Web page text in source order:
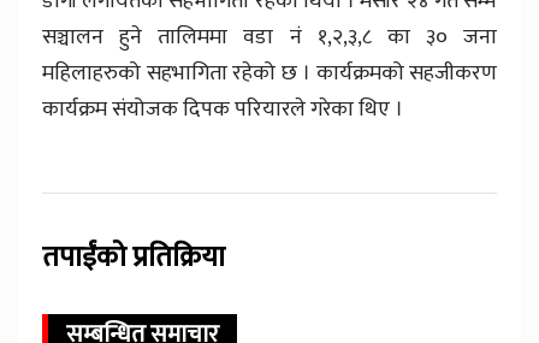
सञ्चालन हुने तालिममा वडा नं १,२,३,८ का ३० जना
महिलाहरुको सहभागिता रहेको छ । कार्यक्रमको सहजीकरण
कार्यक्रम संयोजक दिपक परियारले गरेका थिए ।
तपाईंको प्रतिक्रिया